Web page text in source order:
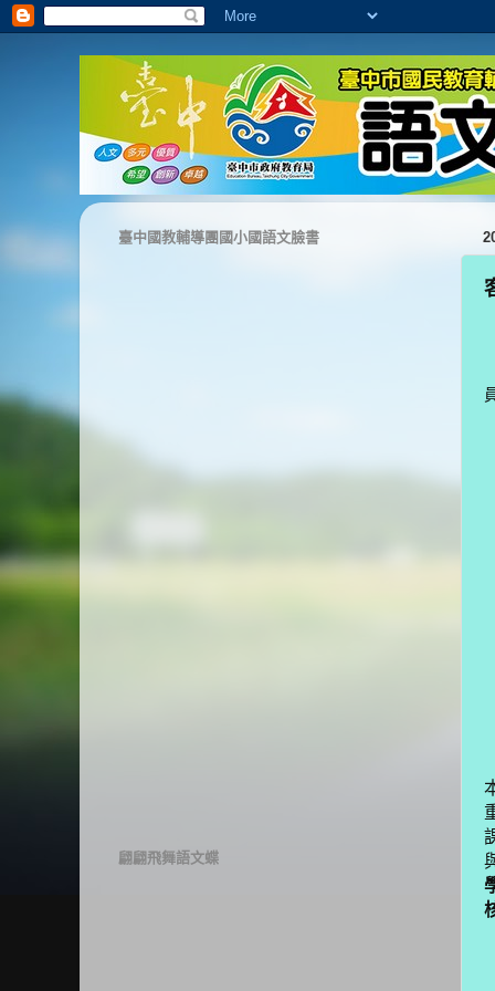
臺中國教輔導團國小國語文臉書
翩翩飛舞語文蝶